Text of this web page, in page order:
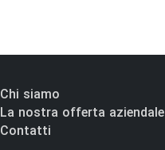
Chi siamo
La nostra offerta aziendale
Contatti